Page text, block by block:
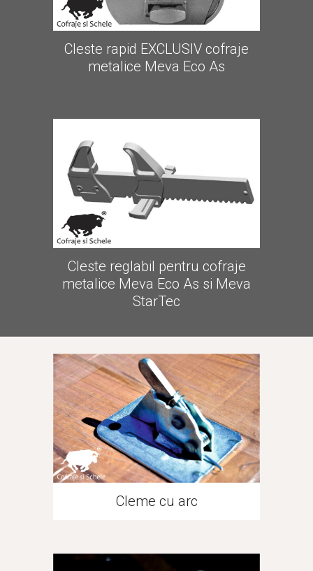
Cleste rapid EXCLUSIV cofraje
metalice Meva Eco As
Cleste reglabil pentru cofraje
metalice Meva Eco As si Meva
StarTec
Cleme cu arc